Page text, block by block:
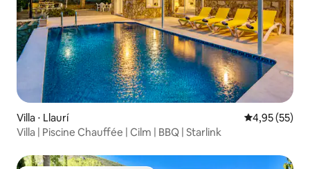
Villa ⋅ Llaurí Évaluation
4,95 (55)
Villa | Piscine Chauffée | Cilm | BBQ | Starlink